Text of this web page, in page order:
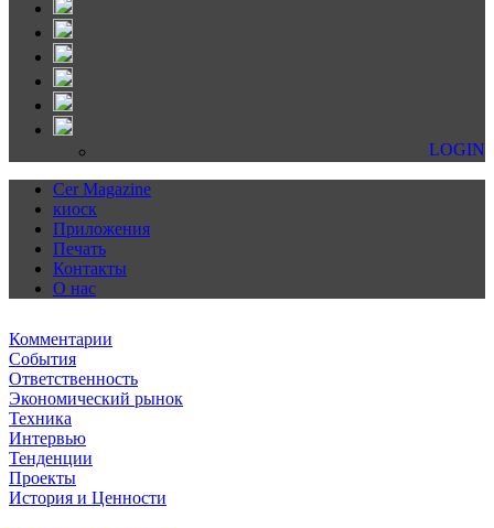
LOGIN
Cer Magazine
киоск
Приложения
Печать
Контакты
О нас
Комментарии
События
Ответственность
Экономический рынок
Техника
Интервью
Тенденции
Проекты
История и Ценности